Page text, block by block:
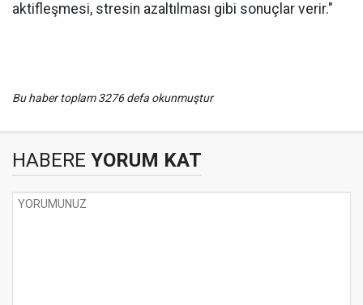
aktifleşmesi, stresin azaltılması gibi sonuçlar verir."
Bu haber toplam 3276 defa okunmuştur
HABERE YORUM KAT